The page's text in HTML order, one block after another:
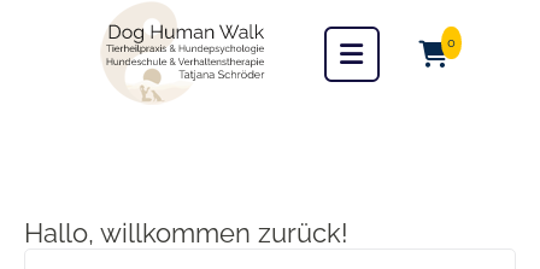
0
Hallo, willkommen zurück!